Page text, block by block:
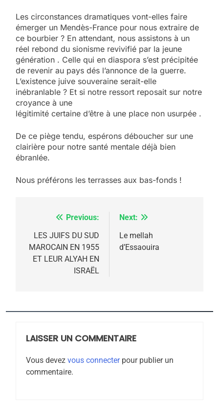
Les circonstances dramatiques vont-elles faire
émerger un Mendès-France pour nous extraire de
ce bourbier ? En attendant, nous assistons à un
réel rebond du sionisme revivifié par la jeune
génération . Celle qui en diaspora s’est précipitée
de revenir au pays dés l’annonce de la guerre.
L’existence juive souveraine serait-elle
inébranlable ? Et si notre ressort reposait sur notre
croyance à une
légitimité certaine d’être à une place non usurpée .
De ce piège tendu, espérons déboucher sur une
clairière pour notre santé mentale déjà bien
ébranlée.
Nous préférons les terrasses aux bas-fonds !
Navigation
de
l’article
Previous:
LES JUIFS DU SUD
MAROCAIN EN 1955
ET LEUR ALYAH EN
ISRAËL
Next:
Le mellah
d’Essaouira
LAISSER UN COMMENTAIRE
Vous devez vous connecterpour publier un
commentaire.
5
2025, l’année la plus
meurtrière selon le
6
POURQUOI JE REVENDIQUE
Zrihen-Dvir
7